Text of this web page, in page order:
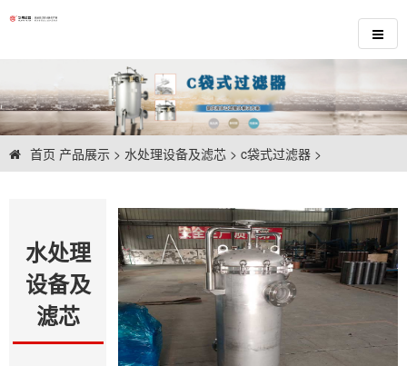
首页 产品展示 > 水处理设备及滤芯 > c袋式过滤器 >
水处理
设备及
滤芯